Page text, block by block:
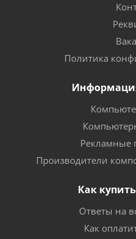
Политика
Рекламные
Производители
Как
Ответы на
Как